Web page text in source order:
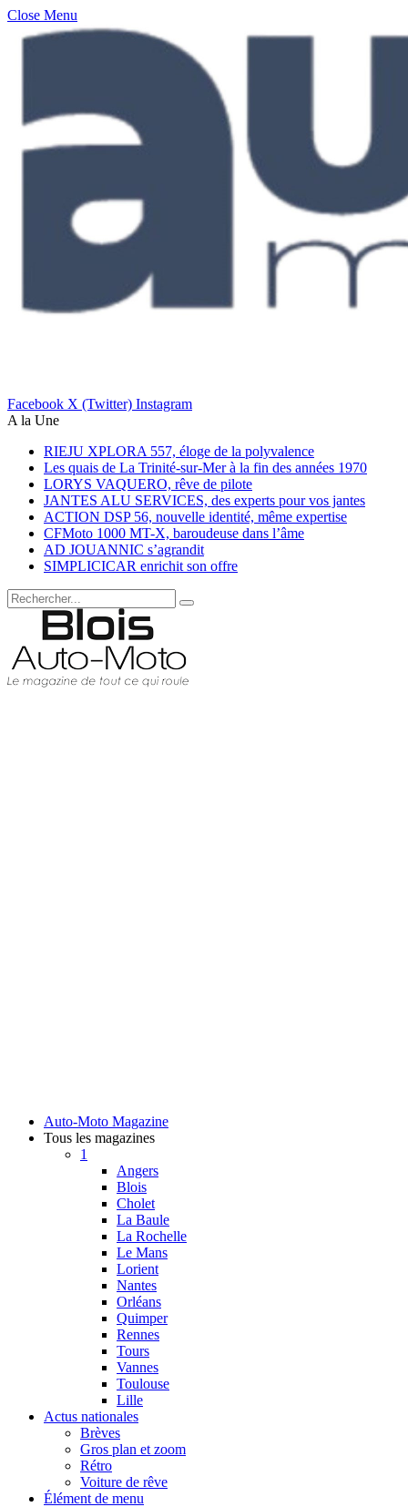
Close Menu
Facebook X (Twitter) Instagram
A la Une
RIEJU XPLORA 557, éloge de la polyvalence
Les quais de La Trinité-sur-Mer à la fin des années 1970
LORYS VAQUERO, rêve de pilote
JANTES ALU SERVICES, des experts pour vos jantes
ACTION DSP 56, nouvelle identité, même expertise
CFMoto 1000 MT-X, baroudeuse dans l’âme
AD JOUANNIC s’agrandit
SIMPLICICAR enrichit son offre
Auto-Moto Magazine
Tous les magazines
1
Angers
Blois
Cholet
La Baule
La Rochelle
Le Mans
Lorient
Nantes
Orléans
Quimper
Rennes
Tours
Vannes
Toulouse
Lille
Actus nationales
Brèves
Gros plan et zoom
Rétro
Voiture de rêve
Élément de menu